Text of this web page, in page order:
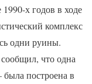
х годов в ходе
комплекс
одни руины.
что одна
построена в